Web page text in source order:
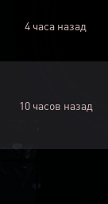
4 часа назад
10 часов назад